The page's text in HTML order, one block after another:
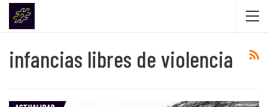
infancias libres de violencia